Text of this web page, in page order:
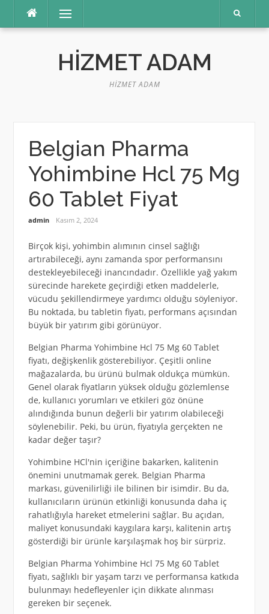
Menü
HIZMET ADAM
HIZMET ADAM
Belgian Pharma
Yohimbine Hcl 75 Mg
60 Tablet Fiyat
admin Kasım 2, 2024
Birçok kişi, yohimbin alımının cinsel sağlığı
artırabileceği, aynı zamanda spor performansını
destekleyebileceği inancındadır. Özellikle yağ yakım
sürecinde harekete geçirdiği etken maddelerle,
vücudu şekillendirmeye yardımcı olduğu söyleniyor.
Bu noktada, bu tabletin fiyatı, performans açısından
büyük bir yatırım gibi görünüyor.
Belgian Pharma Yohimbine Hcl 75 Mg 60 Tablet
fiyatı, değişkenlik gösterebiliyor. Çeşitli online
mağazalarda, bu ürünü bulmak oldukça mümkün.
Genel olarak fiyatların yüksek olduğu gözlemlense
de, kullanıcı yorumları ve etkileri göz önüne
alındığında bunun değerli bir yatırım olabileceği
söylenebilir. Peki, bu ürün, fiyatıyla gerçekten ne
kadar değer taşır?
Yohimbine HCl'nin içeriğine bakarken, kalitenin
önemini unutmamak gerek. Belgian Pharma
markası, güvenilirliği ile bilinen bir isimdir. Bu da,
kullanıcıların ürünün etkinliği konusunda daha iç
rahatlığıyla hareket etmelerini sağlar. Bu açıdan,
maliyet konusundaki kaygılara karşı, kalitenin artış
gösterdiği bir ürünle karşılaşmak hoş bir sürpriz.
Belgian Pharma Yohimbine Hcl 75 Mg 60 Tablet
fiyatı, sağlıklı bir yaşam tarzı ve performansa katkıda
bulunmayı hedefleyenler için dikkate alınması
gereken bir seçenek.